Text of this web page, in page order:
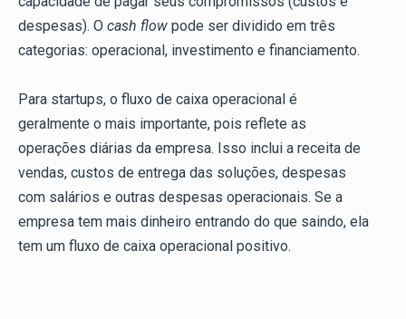
despesas). O cash flow pode ser dividido em três
categorias: operacional, investimento e financiamento.
Para startups, o fluxo de caixa operacional é
geralmente o mais importante, pois reflete as
operações diárias da empresa. Isso inclui a receita de
vendas, custos de entrega das soluções, despesas
com salários e outras despesas operacionais. Se a
empresa tem mais dinheiro entrando do que saindo, ela
tem um fluxo de caixa operacional positivo.